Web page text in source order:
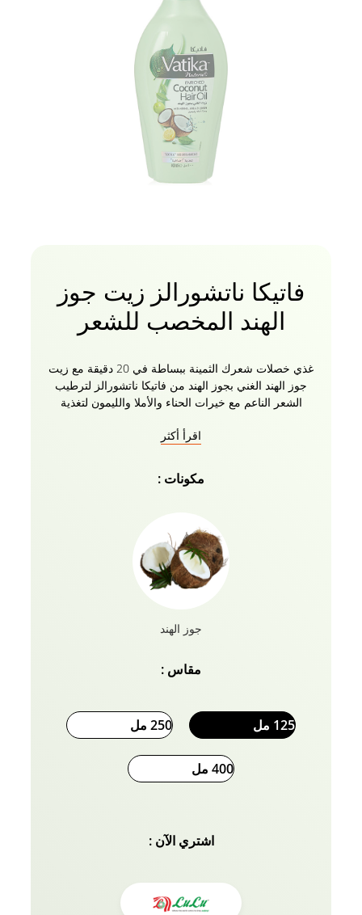
فاتيكا ناتشورالز زيت جوز
الهند المخصب للشعر
غذي خصلات شعرك الثمينة ببساطة في 20 دقيقة مع زيت
جوز الهند الغني بجوز الهند من فاتيكا ناتشورالز لترطيب
الشعر الناعم مع خيرات الحناء والأملا والليمون لتغذية
بالحناء والأملا والليمون و 5 أعشاب أخرى موثوقة. تضمن
وفروة رأسك تغذية إضافية لشعر صحي خال من المشاكل.
جوز الهند الغني من فاتيكا ناتشورالز مع جميع الأعشاب.
اقرأ أكثر
مكونات :
جوز الهند
مقاس :
125 مل 250 مل
400 مل
اشتري الآن :